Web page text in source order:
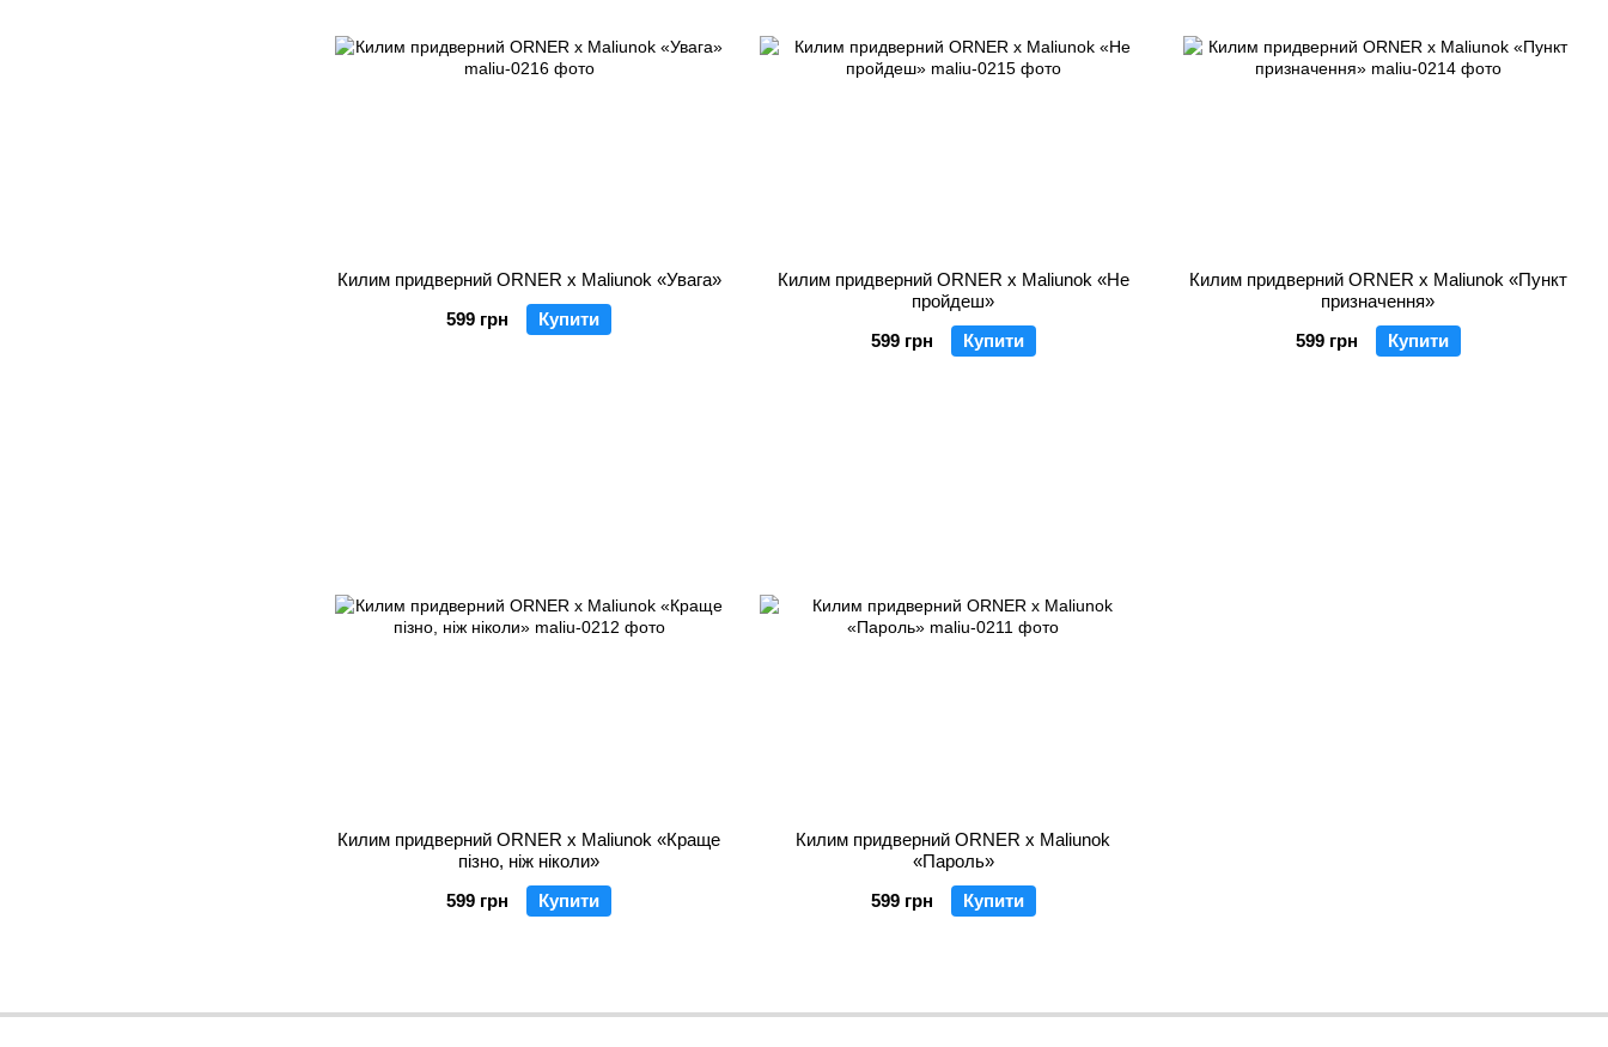
Килим придверний ORNER x Maliunok «Увага»
599 грн
Купити
Килим придверний ORNER x Maliunok «Не
пройдеш»
599 грн
Купити
Килим придверний ORNER x Maliunok «Пункт
призначення»
599 грн
Купити
Килим придверний ORNER x Maliunok «Краще
пізно, ніж ніколи»
599 грн
Купити
Килим придверний ORNER x Maliunok
«Пароль»
599 грн
Купити